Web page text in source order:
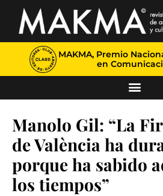
MAKMA, Premio
en
Manolo Gil: “La
de València ha
porque ha sabido
los tiempos”